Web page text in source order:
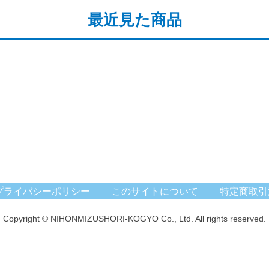
最近見た商品
ライバシーポリシー このサイトについて 特定商取
Copyright © NIHONMIZUSHORI-KOGYO Co., Ltd. All rights reserved.